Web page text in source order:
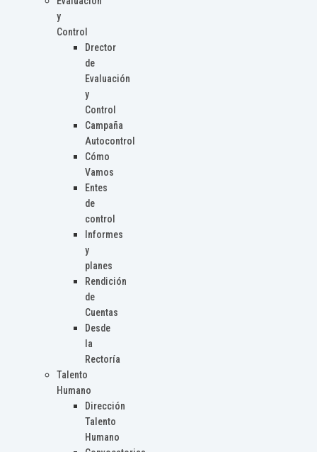
y
Control
Drector
de
Evaluación
y
Control
Campaña
Autocontrol
Cómo
Vamos
Entes
de
control
Informes
y
planes
Rendición
de
Cuentas
Desde
la
Rectoría
Talento
Humano
Dirección
Talento
Humano